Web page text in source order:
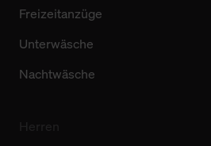
Freizeitanzüge
Unterwäsche
Nachtwäsche